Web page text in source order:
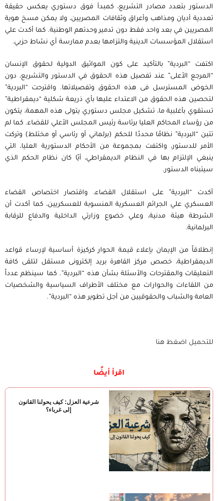
الدستور بتعدد مصادر التشريع، كمبدأ فوق دستوري يعكس حقيقة
تعددية أديان ومذاهب وأعراق وثقافات المصريين، ولا يمكن مسخ هوية
المصريين في بعد واحد فقط دون تدمير وحدتهم الوطنية. كما أكدت علي
استقلال المؤسسات الدينية والتزامها بعدم ممارسة أي نشاط حزبي.
اكتفت “البردية” بالتأكيد على كون المواثيق الدولية لحقوق الإنسان
“المرجع الأعلى” عند تفصيل هذه الحقوق في الدستور والتشريع، دون
الخوض المسترسل فى هذه الحقوق وتفصيلاتها. واقترحت “البردية”
لتحصين هذه الحقوق من الاعتداء عليها بأي ذريعة شكلية “ديمقراطية”
تستقوي بأغلبية ما، تشكيل مجلس دستوري يتولى هذه المهمة، يتكون
من رؤساء المحاكم العليا برئاسة رئيس المجلس الأعلي للقضاء. كما لم
تتبن “البردية” نظامًا محددًا للحكم (برلماني أو رئاسي أو مختلط) وتركت
الأمر للدستور، واكتفت بمجموعة من الأحكام الدستورية العليا، التي
ينبغي الإلتزام بها في النظام الديمقراطي، أيًا كان نظام الحكم الذي
سيتبناه الدستور.
أكدت “البردية” على استقلال القضاء، واقتصار اختصاص القضاء
العسكري علي الجرائم العسكرية المنسوبة للعسكريين، كما أكدت أن
الشرطة هيئة مدنية، وعلي خضوع وزارتي الداخلية والدفاع للرقابة
البرلمانية.
إنطلاقاً من الإيمان بإعلاء قيمة الحوار كركيزة أساسية لإرساء قواعد
الديمقراطية، خصص مركز القاهرة بريد إلكترونى مستقل لتلقى كافة
التعليقات والمقترحات والأسئلة بشأن هذه “البردية”. كما سينظم عدداً
من اللقاءات والحوارات مع مختلف الأطراف السياسية والشخصيات
العامة والشباب والحقوقيين من أجل تطوير هذه “البردية”.
للتحميل اضغط هنا
اقرأ أيضًا
شرعية العزل: كيف يحولنا القانون
إلى غرباء؟